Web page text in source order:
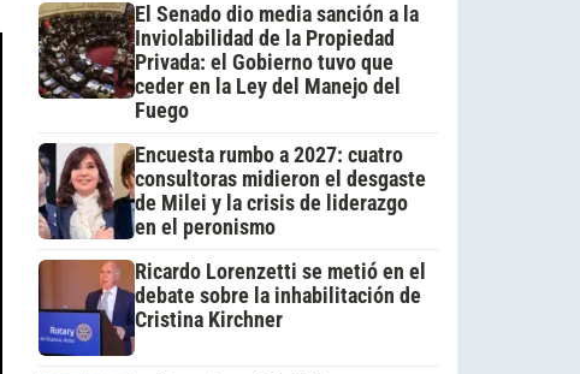
El Senado dio media sanción a la
Inviolabilidad de la Propiedad
Privada: el Gobierno tuvo que
ceder en la Ley del Manejo del
Fuego
Encuesta rumbo a 2027: cuatro
consultoras midieron el desgaste
de Milei y la crisis de liderazgo
en el peronismo
Ricardo Lorenzetti se metió en el
debate sobre la inhabilitación de
Cristina Kirchner